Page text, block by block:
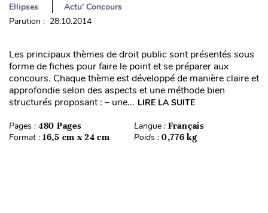
Ellipses
Actu' Concours
Parution : 28.10.2014
Les principaux thèmes de droit public sont présentés sous
forme de fiches pour faire le point et se préparer aux
concours. Chaque thème est développé de manière claire et
approfondie selon des aspects et une méthode bien
structurés proposant : – une... LIRE LA SUITE
Pages : 480 Pages Langue : Français
Format : 16,5 cm x 24 cm Poids : 0,776 kg